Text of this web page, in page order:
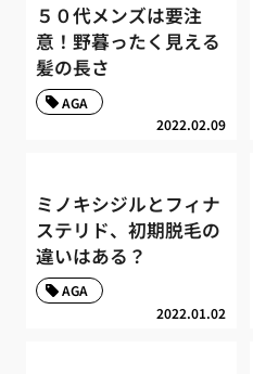
５０代メンズは要注
意！野暮ったく見える
髪の長さ
2022.02.09
AGA
ミノキシジルとフィナ
ステリド、初期脱毛の
違いはある？
2022.01.02
AGA